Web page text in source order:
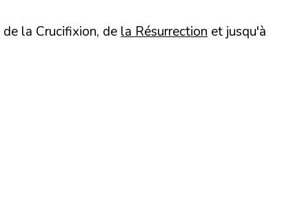
la Crucifixion, dela Résurrection et jusqu'à